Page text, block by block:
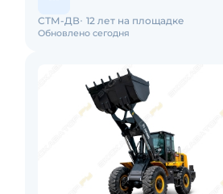
Обновлено сегодня
СТМ-ДВ 12 лет на площадке